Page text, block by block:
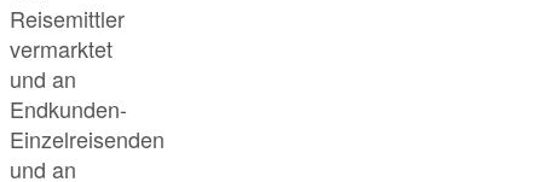
Reisemittler
vermarktet
und an
Endkunden-
Einzelreisenden
und an